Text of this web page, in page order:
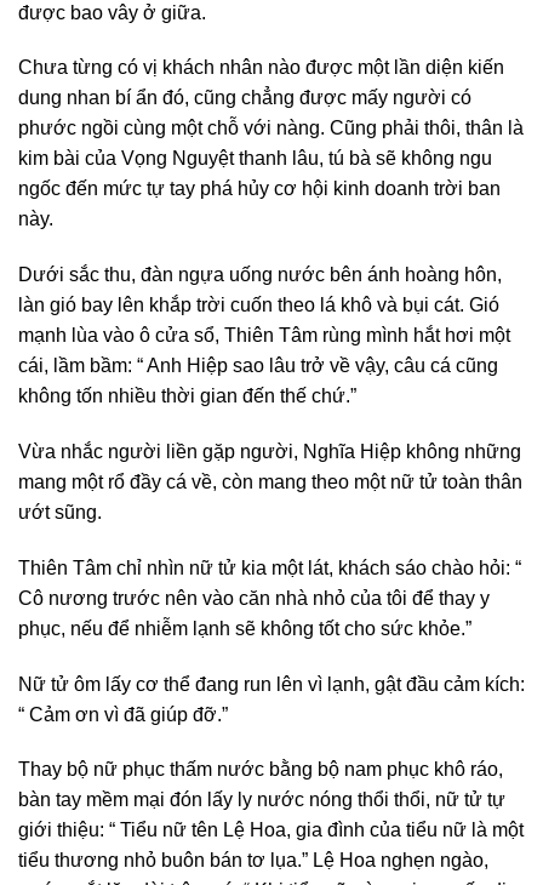
được bao vây ở giữa.
Chưa từng có vị khách nhân nào được một lần diện kiến
dung nhan bí ẩn đó, cũng chẳng được mấy người có
phước ngồi cùng một chỗ với nàng. Cũng phải thôi, thân là
kim bài của Vọng Nguyệt thanh lâu, tú bà sẽ không ngu
ngốc đến mức tự tay phá hủy cơ hội kinh doanh trời ban
này.
Dưới sắc thu, đàn ngựa uống nước bên ánh hoàng hôn,
làn gió bay lên khắp trời cuốn theo lá khô và bụi cát. Gió
mạnh lùa vào ô cửa sổ, Thiên Tâm rùng mình hắt hơi một
cái, lầm bầm: “ Anh Hiệp sao lâu trở về vậy, câu cá cũng
không tốn nhiều thời gian đến thế chứ.”
Vừa nhắc người liền gặp người, Nghĩa Hiệp không những
mang một rổ đầy cá về, còn mang theo một nữ tử toàn thân
ướt sũng.
Thiên Tâm chỉ nhìn nữ tử kia một lát, khách sáo chào hỏi: “
Cô nương trước nên vào căn nhà nhỏ của tôi để thay y
phục, nếu để nhiễm lạnh sẽ không tốt cho sức khỏe.”
Nữ tử ôm lấy cơ thể đang run lên vì lạnh, gật đầu cảm kích:
“ Cảm ơn vì đã giúp đỡ.”
Thay bộ nữ phục thấm nước bằng bộ nam phục khô ráo,
bàn tay mềm mại đón lấy ly nước nóng thổi thổi, nữ tử tự
giới thiệu: “ Tiểu nữ tên Lệ Hoa, gia đình của tiểu nữ là một
tiểu thương nhỏ buôn bán tơ lụa.” Lệ Hoa nghẹn ngào,